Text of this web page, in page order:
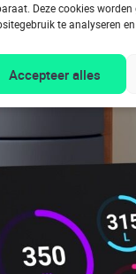
Deze cookies
te analyseren
Accepteer alles